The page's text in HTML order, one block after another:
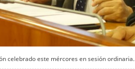
celebrado este mércores en sesión ordinaria.